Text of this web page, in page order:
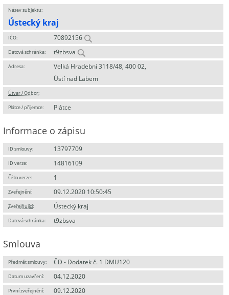
Název subjektu:
Ústecký kraj
IČO: 70892156
Datová schránka: t9zbsva
Adresa:
Velká Hradební 3118/48, 400 02,
Ústí nad Labem
Útvar / Odbor:
Plátce / příjemce: Plátce
Informace o zápisu
ID smlouvy: 13797709
ID verze: 14816109
Číslo verze: 1
Zveřejnění: 09.12.2020 10:50:45
Zveřejňující: Ústecký kraj
Datová schránka: t9zbsva
Smlouva
Předmět smlouvy: ČD - Dodatek č. 1 DMU120
Datum uzavření: 04.12.2020
První zveřejnění: 09.12.2020